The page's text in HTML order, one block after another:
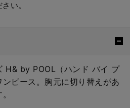
さい。
H& by POOL（ハンド バイ プ
ピース。胸元に切り替えがあ